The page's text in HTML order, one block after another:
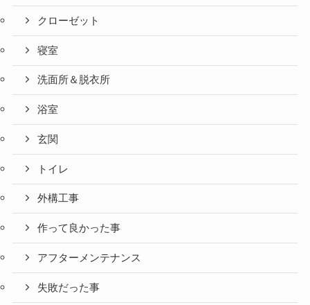
クローゼット
寝室
洗面所＆脱衣所
浴室
玄関
トイレ
外構工事
作って良かった事
アフターメンテナンス
失敗だった事